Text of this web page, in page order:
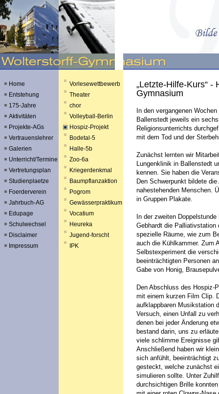
Home
Entstehung
175-Jahre
Aktivitäten
Projekte-AGs
Vertrauenslehrer
Galerien
Unterricht/Termine
Vertretungsplan
Studienplaetze
Foerderverein
Jahrbuch-AG
Edupage
Schulwechsel
Disclaimer
Impressum
Vorlesewettbewerb
Theater
chor
Volleyball-Berlin
Hospiz-Projekt
Bodetal-5
Halle-5b
Zoo-6a
Kriegerdenkmal
Baumpflanzaktion
Pogrom
Gewässerpraktikum
Vocatium
Heureka
Jugend-forscht
IPK
„Letzte-Hilfe-Kurs“ -
Gymnasium
In den vergangenen
Ballenstedt jeweils ein
Religionsunterrichts
mit dem Tod und der
Zunächst lernten wir
Lungenklinik in Ballenstedt
kennen. Sie haben die
Den Schwerpunkt bildete
nahestehenden Menschen.
in Gruppen Plakate.
In der zweiten
Gebhardt die
spezielle Räume, wie zum
auch die Kühlkammer. Zum
Selbstexperiment die
beeinträchtigten Personen
Gabe von Honig,
Den Abschluss des Hospiz-
mit einem kurzen Film Clip.
aufklappbaren Musikstation
Versuch, einen Unfall zu
denen bei jeder Änderung
bestand darin, uns zu
viele schlimme Ereignisse
Anschließend haben wir
sich anfühlt, beeinträchtigt
gesteckt, welche zunächst
simulieren sollte. Unter
durchsichtigen Brille